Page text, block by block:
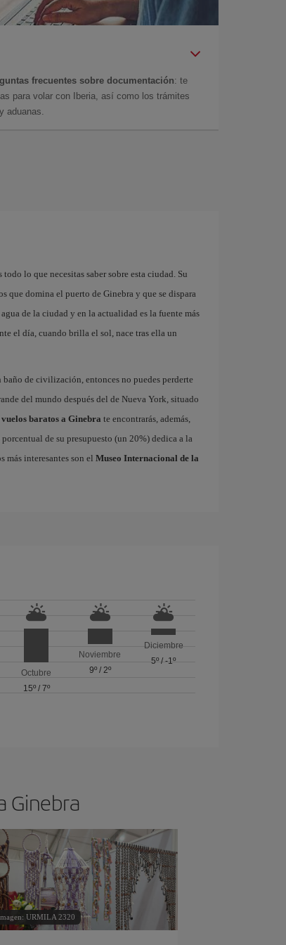
frecuentes sobre documentación: te
para volar con Iberia, así como los trámites
aduanas.
todo lo que necesitas saber sobre esta ciudad. Su
que domina el puerto de Ginebra y que se dispara
de la ciudad y en la actualidad es la fuente más
el día, cuando brilla el sol, nace tras ella un
de civilización, entonces no puedes perderte
del mundo después del de Nueva York, situado
vuelos baratos a Ginebra te encontrarás, además,
de su presupuesto (un 20%) dedica a la
más interesantes son el Museo Internacional de la
Octubre
15º/ 7º
Noviembre
9º/ 2º
Diciembre
5º /-1º
Ginebra
URMILA 2320